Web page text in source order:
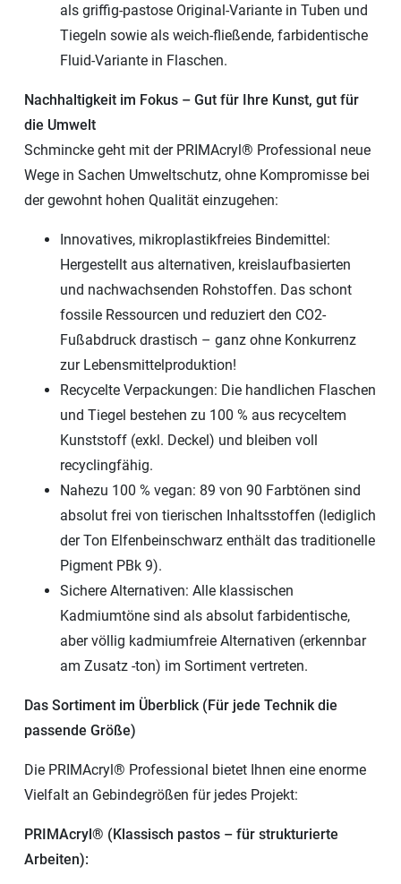
als griffig-pastose Original-Variante in Tuben und
Tiegeln sowie als weich-fließende, farbidentische
Fluid-Variante in Flaschen.
Nachhaltigkeit im Fokus – Gut für Ihre Kunst, gut für
die Umwelt
Schmincke geht mit der PRIMAcryl® Professional neue
Wege in Sachen Umweltschutz, ohne Kompromisse bei
der gewohnt hohen Qualität einzugehen:
Innovatives, mikroplastikfreies Bindemittel:
Hergestellt aus alternativen, kreislaufbasierten
und nachwachsenden Rohstoffen. Das schont
fossile Ressourcen und reduziert den CO2-
Fußabdruck drastisch – ganz ohne Konkurrenz
zur Lebensmittelproduktion!
Recycelte Verpackungen: Die handlichen Flaschen
und Tiegel bestehen zu 100 % aus recyceltem
Kunststoff (exkl. Deckel) und bleiben voll
recyclingfähig.
Nahezu 100 % vegan: 89 von 90 Farbtönen sind
absolut frei von tierischen Inhaltsstoffen (lediglich
der Ton Elfenbeinschwarz enthält das traditionelle
Pigment PBk 9).
Sichere Alternativen: Alle klassischen
Kadmiumtöne sind als absolut farbidentische,
aber völlig kadmiumfreie Alternativen (erkennbar
am Zusatz -ton) im Sortiment vertreten.
Das Sortiment im Überblick (Für jede Technik die
passende Größe)
Die PRIMAcryl® Professional bietet Ihnen eine enorme
Vielfalt an Gebindegrößen für jedes Projekt:
PRIMAcryl® (Klassisch pastos – für strukturierte
Arbeiten):